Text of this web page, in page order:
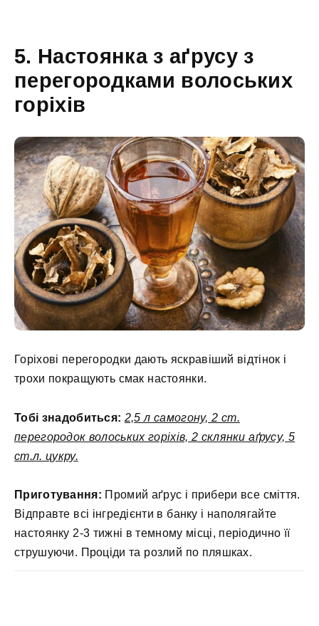
5. Настоянка з аґрусу з
перегородками волоських
горіхів
Горіхові перегородки дають яскравіший відтінок і
трохи покращують смак настоянки.
Тобі знадобиться: 2,5 л самогону, 2 ст.
перегородок волоських горіхів, 2 склянки аґрусу, 5
ст.л. цукру.
Приготування: Промий аґрус і прибери все сміття.
Відправте всі інгредієнти в банку і наполягайте
настоянку 2-3 тижні в темному місці, періодично її
струшуючи. Проціди та розлий по пляшках.